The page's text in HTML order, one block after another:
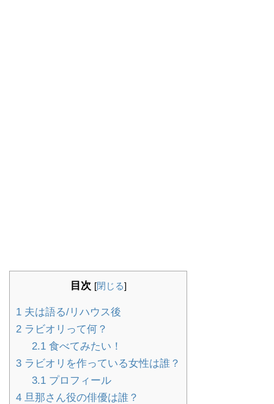
目次 [閉じる]
1 夫は語る/リハウス後
2 ラビオリって何？
2.1食べてみたい！
3 ラビオリを作っている女性は誰？
3.1プロフィール
4 旦那さん役の俳優は誰？